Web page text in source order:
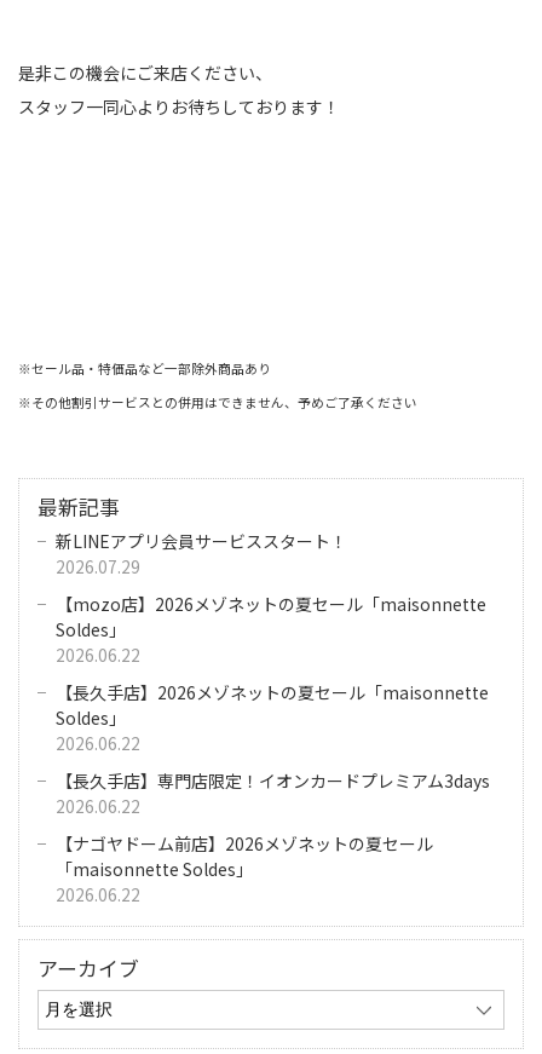
是非この機会にご来店ください、
スタッフ一同心よりお待ちしております！
※セール品・特価品など一部除外商品あり
※その他割引サービスとの併用はできません、予めご了承ください
最新記事
新LINEアプリ会員サービススタート！
2026.07.29
【mozo店】2026メゾネットの夏セール「maisonnette
Soldes」
2026.06.22
【長久手店】2026メゾネットの夏セール「maisonnette
Soldes」
2026.06.22
【長久手店】専門店限定！イオンカードプレミアム3days
2026.06.22
【ナゴヤドーム前店】2026メゾネットの夏セール
「maisonnette Soldes」
2026.06.22
アーカイブ